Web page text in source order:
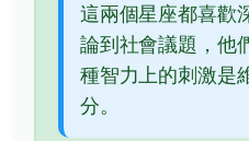
這兩個星座都喜歡
論到社會議題，他
種智力上的刺激是
分。